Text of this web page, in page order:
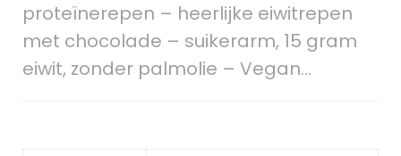
proteïnerepen – heerlijke eiwitrepen
met chocolade – suikerarm, 15 gram
eiwit, zonder palmolie – Vegan…